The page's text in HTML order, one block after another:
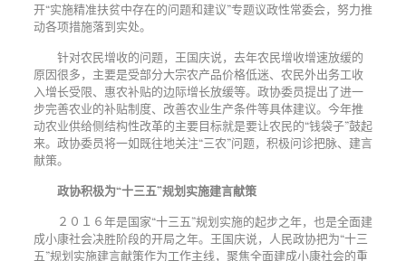
开“实施精准扶贫中存在的问题和建议”专题议政性常委会，努力推
动各项措施落到实处。
针对农民增收的问题，王国庆说，去年农民增收增速放缓的
原因很多，主要是受部分大宗农产品价格低迷、农民外出务工收
入增长受限、惠农补贴的边际增长放缓等。政协委员提出了进一
步完善农业的补贴制度、改善农业生产条件等具体建议。今年推
动农业供给侧结构性改革的主要目标就是要让农民的“钱袋子”鼓起
来。政协委员将一如既往地关注“三农”问题，积极问诊把脉、建言
献策。
政协积极为“十三五”规划实施建言献策
２０１６年是国家“十三五”规划实施的起步之年，也是全面建
成小康社会决胜阶段的开局之年。王国庆说，人民政协把为“十三
五”规划实施建言献策作为工作主线，聚焦全面建成小康社会的重